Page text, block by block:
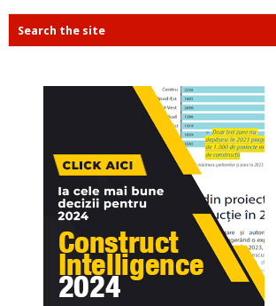
POSTS
NAVIGATION